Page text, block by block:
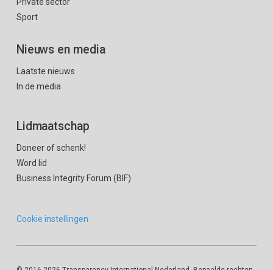
Private sector
Sport
Nieuws en media
Laatste nieuws
In de media
Lidmaatschap
Doneer of schenk!
Word lid
Business Integrity Forum (BIF)
Cookie instellingen